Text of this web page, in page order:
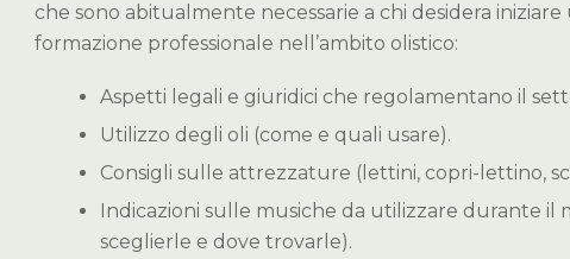
che sono abitualmente necessarie a chi desidera
formazione professionale nell’ambito olistico:
Aspetti legali e giuridici che regolamentano il
Utilizzo degli oli (come e quali usare).
Consigli sulle attrezzature (lettini, copri-lettino,
Indicazioni sulle musiche da utilizzare durante il
sceglierle e dove trovarle).